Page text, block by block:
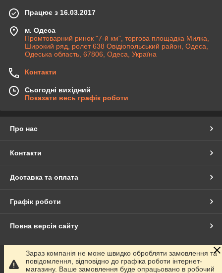
Працює з 16.03.2017
м. Одеса
Промтоварний ринок "7-й км", торгова площадка Милка,
Широкий ряд, ролет 638 Овідіопольський район, Одеса,
Одеська область, 67806, Одеса, Україна
Контакти
Сьогодні вихідний
Показати весь графік роботи
Про нас
Контакти
Доставка та оплата
Графік роботи
Повна версія сайту
Сайт створено на маркетплейсіProm.ua
Зараз компанія не може швидко обробляти замовлення та
повідомлення, відповідно до графіка роботи інтернет-
магазину. Ваше замовлення буде опрацьовано в робочий